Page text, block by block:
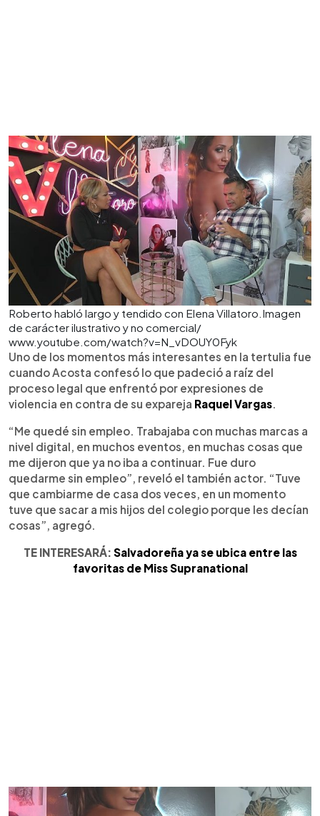
Roberto habló largo y tendido con Elena Villatoro.Imagen
de carácter ilustrativo y no comercial/
www.youtube.com/watch?v=N_vDOUY0Fyk
Uno de los momentos más interesantes en la tertulia fue
cuando Acosta confesó lo que padeció a raíz del
proceso legal que enfrentó por expresiones de
violencia en contra de su expareja Raquel Vargas
“Me quedé sin empleo. Trabajaba con muchas marcas a
nivel digital, en muchos eventos, en muchas cosas que
me dijeron que ya no iba a continuar. Fue duro
quedarme sin empleo”, reveló el también actor. “Tuve
que cambiarme de casa dos veces, en un momento
tuve que sacar a mis hijos del colegio porque les decían
cosas”, agregó.
TE INTERESARÁ: Salvadoreña ya se ubica entre las
favoritas de Miss Supranational